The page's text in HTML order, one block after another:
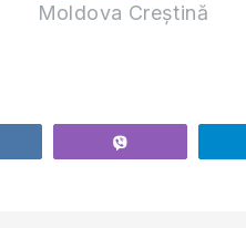
Moldova Creștină